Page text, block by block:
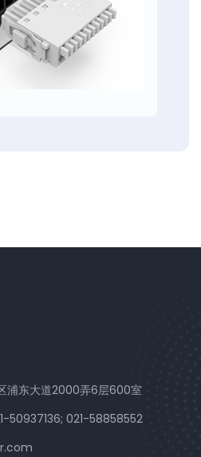
浦东大道2000弄6层600室
50937136; 021-58858552